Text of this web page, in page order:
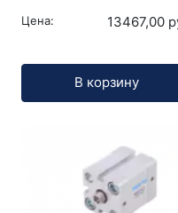
Цена: 13467,00
В корзину